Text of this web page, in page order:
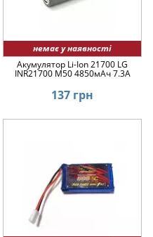
немає у наявності
Акумулятор Li-Ion 21700 LG
INR21700 M50 4850мАч 7.3A
137 грн